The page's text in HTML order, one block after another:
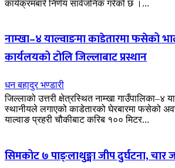
कार्यक्रमबारे निर्णय सार्वजनिक गरेको छ ।...
नाम्खा–४ याल्वाङमा काडेतारमा फसेको
कार्यलयको टोलि जिल्लाबाट प्रस्थान
धन बहादुर भण्डारी
जिल्लाको उत्तरी क्षेत्रस्थित नाम्खा गाउँपालिका–४
स्थानीयले लगाएको काडेतारको घेरबारमा फसेको
याल्वाङ प्रहरी चौकीबाट करिब १०० मिटर...
सिमकोट ७ पाङ्लाथुङ्मा जीप दुर्घटना, चार